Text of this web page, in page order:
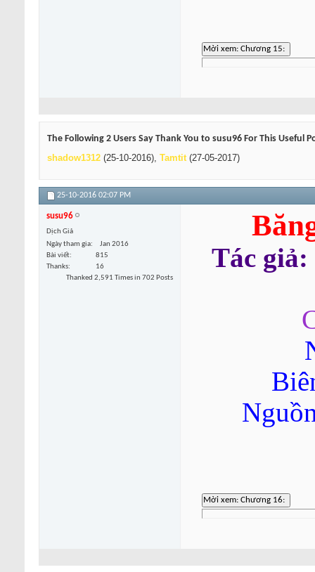
The Following 2 Users Say Thank You to susu96 For This Useful
shadow1312 (25-10-2016), Tamtit(27-05-2017)
25-10-2016 02:07 PM
susu96
Dịch Giả
Ngày tham gia
Jan 2016
Bài viết
815
Thanks
16
Thanked 2,591 Times in 702 Posts
Tác